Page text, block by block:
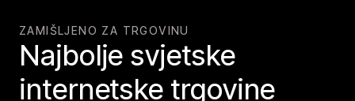
ZAMIŠLJENO ZA TRGOVINU
Najbolje svjetske
internetske trgovine